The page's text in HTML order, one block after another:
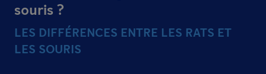
souris ?
LES DIFFÉRENCES ENTRE LES RATS ET
LES SOURIS